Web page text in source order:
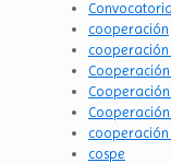
Convocatoria
cooperación
cooperación
cooperación
cospe